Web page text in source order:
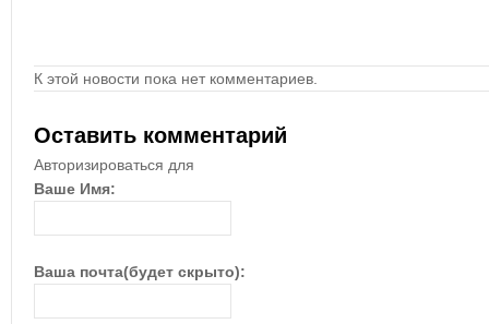
К этой новости пока нет комментариев.
Оставить комментарий
Авторизироваться для
Ваше Имя:
Ваша почта(будет скрыто):